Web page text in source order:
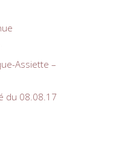
Assiette –
du 08.08.17